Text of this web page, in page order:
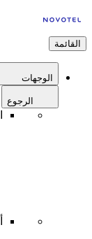
القائمة
الوجهات
الرجوع